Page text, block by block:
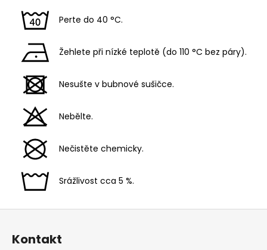
Perte do 40 °C.
Žehlete při nízké teplotě (do 110 °C bez páry).
Nesušte v bubnové sušičce.
Nebělte.
Nečistěte chemicky.
Srážlivost cca 5 %.
Kontakt